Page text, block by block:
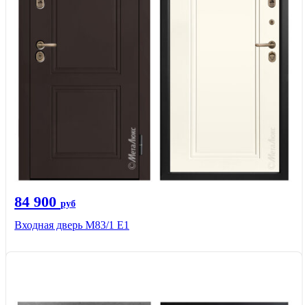
84 900 руб
Входная дверь M83/1 Е1